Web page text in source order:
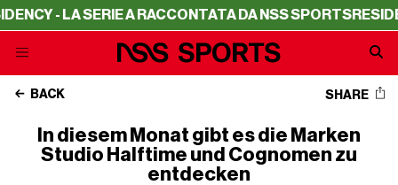
LA SERIE A RACCONTATA DA NSS SPORTSRESIDENCY -
BACK SHARE
In diesem Monat gibt es die Marken
Studio Halftime und Cognomen zu
entdecken